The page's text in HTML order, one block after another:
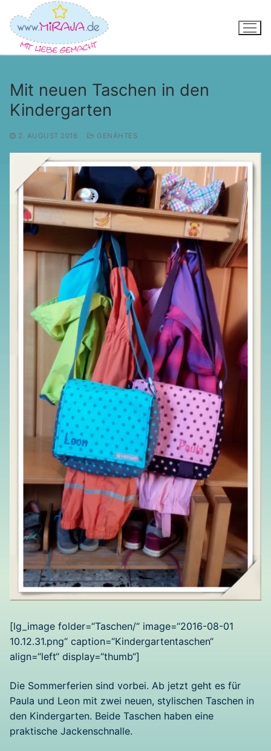
Inhalt
springen
Mit neuen Taschen in den
Kindergarten
2. AUGUST 2016 GENÄHTES
[lg_image folder=“Taschen/“ image=“2016-08-01
10.12.31.png“ caption=“Kindergartentaschen“
align=“left“ display=“thumb“]
Die Sommerferien sind vorbei. Ab jetzt geht es für
Paula und Leon mit zwei neuen, stylischen Taschen in
den Kindergarten. Beide Taschen haben eine
praktische Jackenschnalle.